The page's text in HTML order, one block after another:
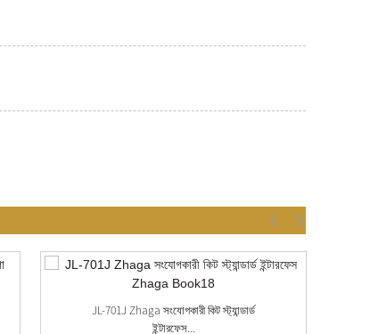
JL-701J Zhaga সংযোগকারী কিট স্ট্যান্ডার্ড
ইন্টারফেস...